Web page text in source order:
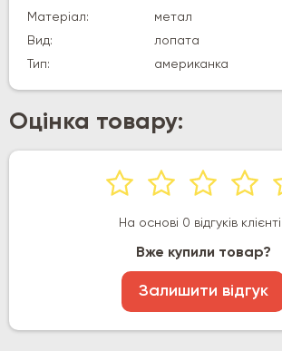
Матеріал:
метал
Вид:
лопата
Тип:
американка
Оцінка товару:
На основі 0 відгуків
Вже купили товар?
Залишити відгук